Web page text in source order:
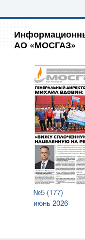
АО «МОСГАЗ»
№5 (177)
июнь 2026